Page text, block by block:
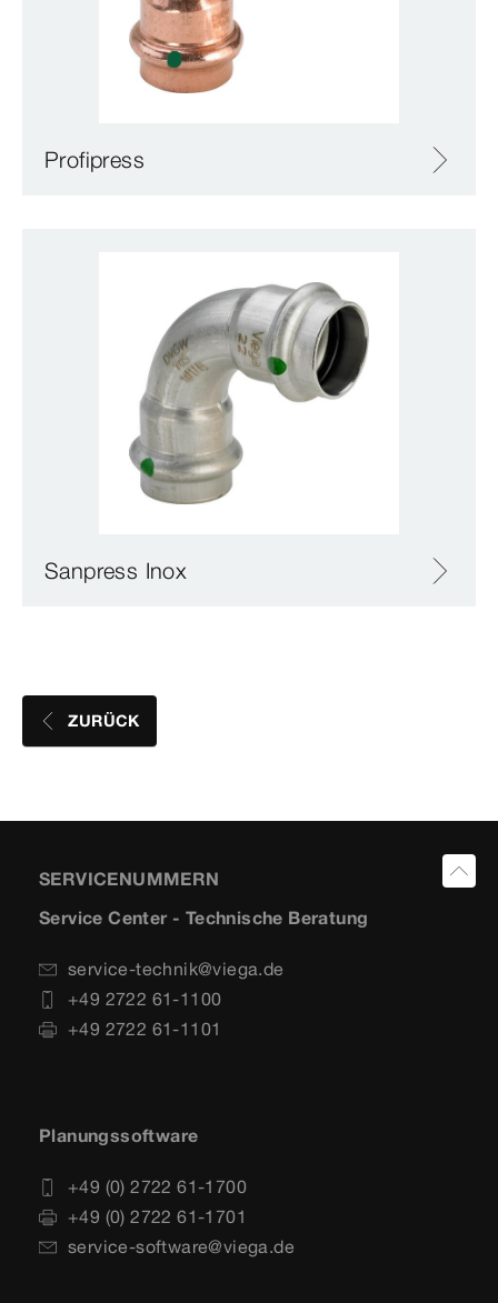
Profipress
Sanpress Inox
ZURÜCK
SERVICENUMMERN
Service Center - Technische Beratung
service-technik@viega.de
+49 2722 61-1100
+49 2722 61-1101
Planungssoftware
+49 (0) 2722 61-1700
+49 (0) 2722 61-1701
service-software@viega.de